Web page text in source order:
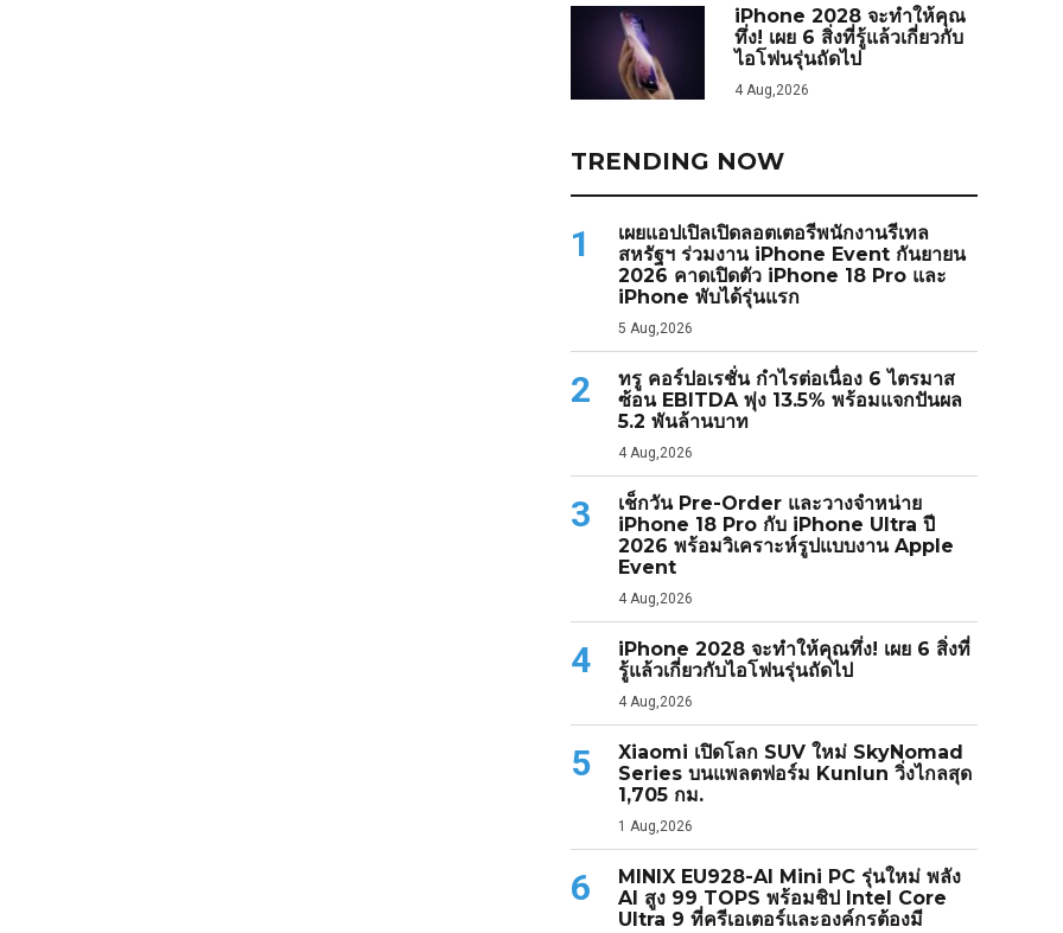
iPhone 2028 จะทำให้คุณ
ทึ่ง! เผย 6 สิ่งที่รู้แล้วเกี่ยวกับ
ไอโฟนรุ่นถัดไป
4 Aug,2026
TRENDING NOW
1
เผยแอปเปิลเปิดลอตเตอรีพนักงานรีเทล
สหรัฐฯ ร่วมงาน iPhone Event กันยายน
2026 คาดเปิดตัว iPhone 18 Pro และ
iPhone พับได้รุ่นแรก
5 Aug,2026
2
ทรู คอร์ปอเรชั่น กำไรต่อเนื่อง 6 ไตรมาส
ซ้อน EBITDA พุ่ง 13.5% พร้อมแจกปันผล
5.2 พันล้านบาท
4 Aug,2026
3
เช็กวัน Pre-Order และวางจำหน่าย
iPhone 18 Pro กับ iPhone Ultra ปี
2026 พร้อมวิเคราะห์รูปแบบงาน Apple
Event
4 Aug,2026
4
iPhone 2028 จะทำให้คุณทึ่ง! เผย 6 สิ่งที่
รู้แล้วเกี่ยวกับไอโฟนรุ่นถัดไป
4 Aug,2026
5
Xiaomi เปิดโลก SUV ใหม่ SkyNomad
Series บนแพลตฟอร์ม Kunlun วิ่งไกลสุด
1,705 กม.
1 Aug,2026
6
MINIX EU928-AI Mini PC รุ่นใหม่ พลัง
AI สูง 99 TOPS พร้อมชิป Intel Core
Ultra 9 ที่ครีเอเตอร์และองค์กรต้องมี